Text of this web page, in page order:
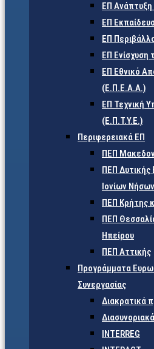
ΕΠ Ανάπτυξη
ΕΠ
ΕΠ
ΕΠ Ενίσχυση
ΕΠ Εθνικό
(Ε.Π.Ε.Α.Α.)
ΕΠ Τεχνική
(Ε.Π.Τ.Υ.Ε.)
Περιφερειακά ΕΠ
ΠΕΠ
ΠΕΠ Δυτικής
Ιονίων Νήσων
ΠΕΠ Κρήτης
ΠΕΠ
Ηπείρου
ΠΕΠ Αττικής
Προγράμματα
Συνεργασίας
Διακρατικά
INTERREG